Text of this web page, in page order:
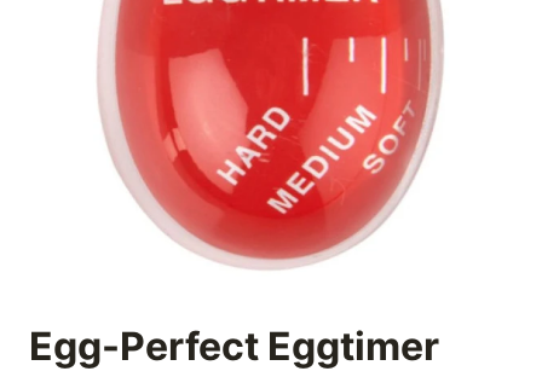
Egg-Perfect Eggtimer